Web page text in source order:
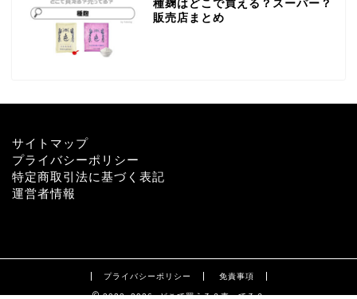
種麹はどこで買える？スーパー？
販売店まとめ
サイトマップ
プライバシーポリシー
特定商取引法に基づく表記
運営者情報
プライバシーポリシー 免責事項
2022–2026 どこで買える？売ってる？